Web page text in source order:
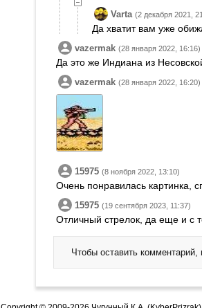
Varta (2 декабря 2021,
Да хватит вам уже
vazermak (28 января 2022, 16:16)
Да это же Индиана из
vazermak (28 января 2022, 16:20)
15975 (8 ноября 2022, 13:10)
Очень понравилась картинка,
15975 (19 сентября 2023, 11:37)
Отличный стрелок, да еще и с
Чтобы оставить